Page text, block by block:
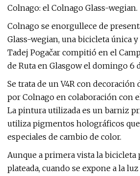
Colnago: el Colnago Glass-wegian.
Colnago se enorgullece de
Glass-wegian, una bicicleta única
Tadej Pogačar compitió en el
de Ruta en Glasgow el domingo 6
Se trata de un V4R con decoración
por Colnago en colaboración con
La pintura utilizada es un barniz
utiliza pigmentos holográficos
especiales de cambio de color.
Aunque a primera vista la bicicleta
plateada, cuando se expone a la